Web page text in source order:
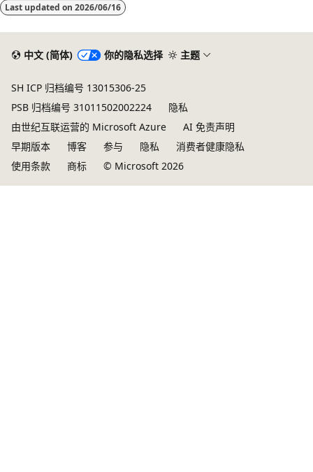
Last updated on 2026/06/16
中文 (简体) 你的隐私选择 主题
SH ICP 归档编号 13015306-25
PSB 归档编号 31011502002224
隐私
由世纪互联运营的 Microsoft Azure
AI 免责声明
早期版本
博客 参与 隐私
消费者健康隐私
使用条款
商标 © Microsoft 2026